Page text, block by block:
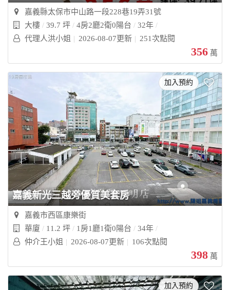
嘉義縣太保市中山路一段228巷19弄31號
大樓
39.7 坪 4房2廳2衛0陽台
32年
代理人洪小姐
2026-08-07更新 251次點閱
356 萬
加入預約
嘉義新光三越旁優質美套房
嘉義市西區康樂街
華廈
11.2 坪 1房1廳1衛0陽台
34年
仲介王小姐
2026-08-07更新 106次點閱
398 萬
加入預約